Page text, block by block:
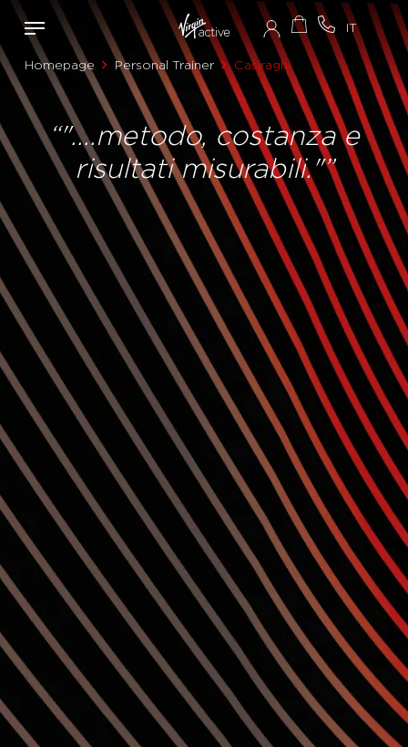
Homepage Personal Trainer Casiraghi
“"....metodo, costanza e
risultati misurabili."”